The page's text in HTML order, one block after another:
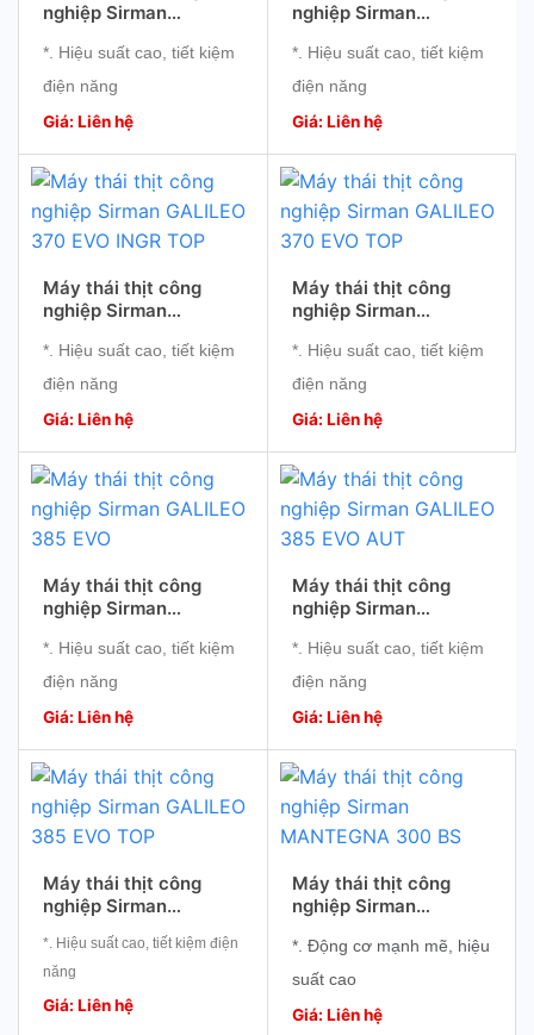
nghiệp Sirman
*. Hiệu suất cao, tiết kiệm
điện năng
*. Động cơ mạnh mẽ
*. Nhỏ gọn, sử dụng thuận
tiện
*. Độ bền cao
Giá: Liên hệ
nghiệp Sirman
INGR
*. Hiệu suất cao, tiết kiệm
điện năng
*. Động cơ mạnh mẽ
*. Nhỏ gọn, sử dụng thuận
tiện
*. Độ bền cao
Giá: Liên hệ
Máy thái thịt công
nghiệp Sirman
INGR TOP
*. Hiệu suất cao, tiết kiệm
điện năng
*. Động cơ mạnh mẽ
*. Nhỏ gọn, sử dụng thuận
tiện
*. Độ bền cao
Giá: Liên hệ
Máy thái thịt công
nghiệp Sirman
*. Hiệu suất cao, tiết kiệm
điện năng
*. Động cơ mạnh mẽ
*. Nhỏ gọn, sử dụng thuận
tiện
*. Độ bền cao
Giá: Liên hệ
Máy thái thịt công
nghiệp Sirman
*. Hiệu suất cao, tiết kiệm
điện năng
*. Động cơ mạnh mẽ
*. Nhỏ gọn, sử dụng thuận
tiện
*. Độ bền cao
Giá: Liên hệ
Máy thái thịt công
nghiệp Sirman
*. Hiệu suất cao, tiết kiệm
điện năng
*. Động cơ mạnh mẽ
*. Nhỏ gọn, sử dụng thuận
tiện
*. Độ bền cao
Giá: Liên hệ
Máy thái thịt công
nghiệp Sirman
*. Hiệu suất cao, tiết kiệm điện
năng
*. Động cơ mạnh mẽ
Giá: Liên hệ
Máy thái thịt công
nghiệp Sirman
*. Động cơ mạnh mẽ, hiệu
suất cao
*. Lát cắt chính xác, đồng
Giá: Liên hệ